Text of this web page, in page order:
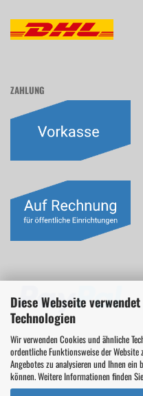
Diese Webseite
Technologien
Wir verwenden Cookies und ähnliche
ordentliche Funktionsweise der
Angebotes zu analysieren und Ihnen
können. Weitere Informationen finden
ZAHLUNG